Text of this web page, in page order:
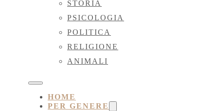
STORIA
PSICOLOGIA
POLITICA
RELIGIONE
ANIMALI
HOME
PER GENERE